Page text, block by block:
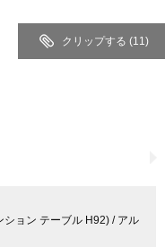
クリップする (11)
ション テーブル H92) / アル